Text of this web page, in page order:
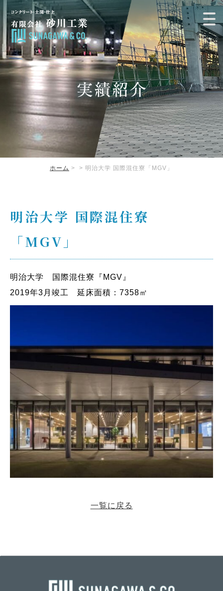
ホーム > > 明治大学 国際混住寮「MGV」
明治大学 国際混住寮
「MGV」
明治大学 国際混住寮『MGV』
2019年3月竣工 延床面積：7358㎡
一覧に戻る